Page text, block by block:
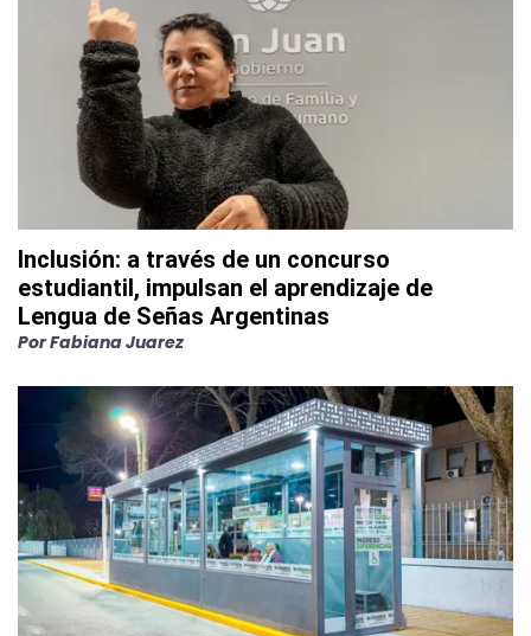
Inclusión: a través de un concurso
estudiantil, impulsan el aprendizaje de
Lengua de Señas Argentinas
PorFabiana Juarez